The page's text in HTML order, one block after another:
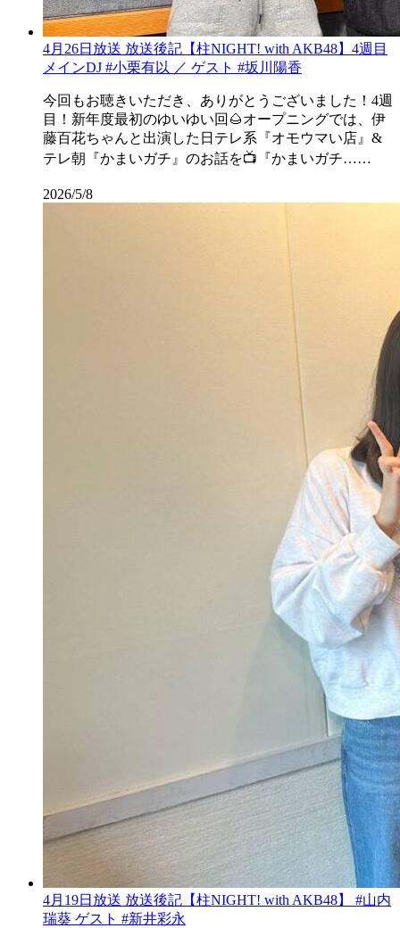
4月26日放送 放送後記【柱NIGHT! with AKB48】4週目
メインDJ #小栗有以 ／ ゲスト #坂川陽香
今回もお聴きいただき、ありがとうございました！4週
目！新年度最初のゆいゆい回🌰オープニングでは、伊
藤百花ちゃんと出演した日テレ系『オモウマい店』&
テレ朝『かまいガチ』のお話を📺『かまいガチ……
2026/5/8
4月19日放送 放送後記【柱NIGHT! with AKB48】 #山内
瑞葵 ゲスト #新井彩永